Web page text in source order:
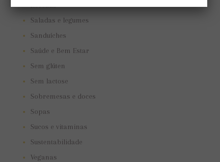
Receitas
Saladas e legumes
Sanduíches
Saúde e Bem Estar
Sem glúten
Sem lactose
Sobremesas e doces
Sopas
Sucos e vitaminas
Sustentabilidade
Veganas